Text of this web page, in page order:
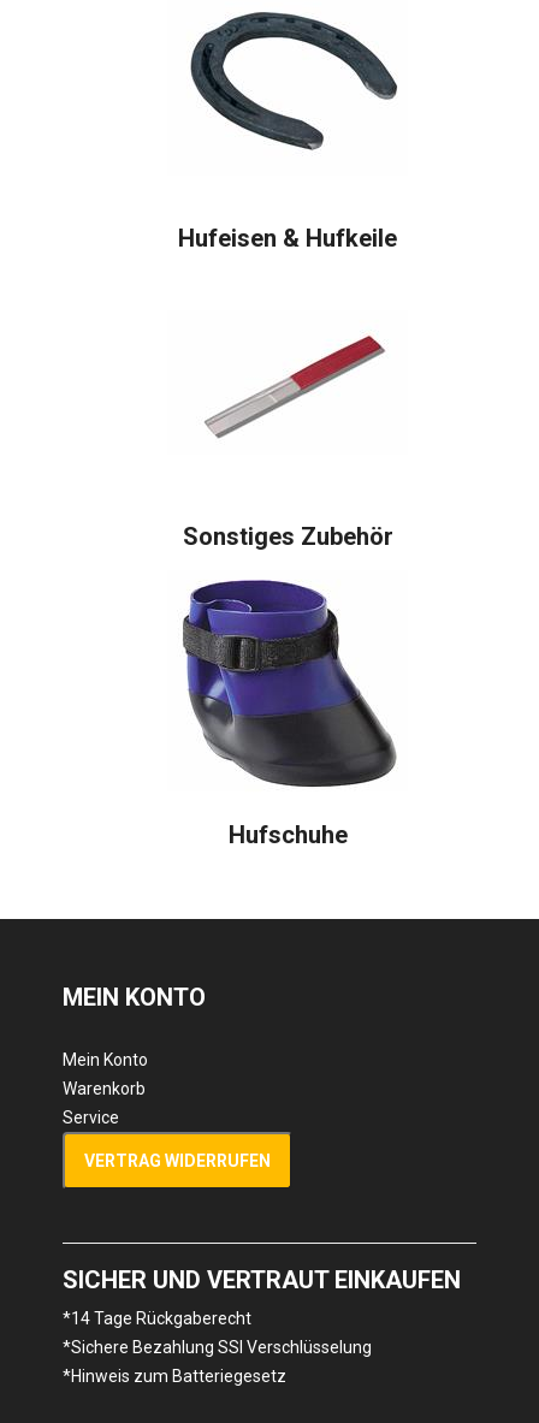
Hufeisen & Hufkeile
Sonstiges Zubehör
Hufschuhe
MEIN KONTO
Mein Konto
Warenkorb
Service
VERTRAG WIDERRUFEN
SICHER UND VERTRAUT EINKAUFEN
*14 Tage Rückgaberecht
*Sichere Bezahlung SSl Verschlüsselung
*Hinweis zum Batteriegesetz